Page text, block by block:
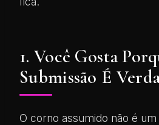
1. Você Gosta
Submissão É
O corno assumido não é